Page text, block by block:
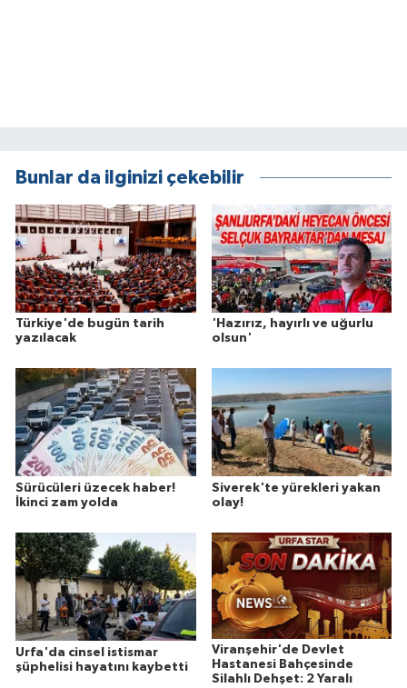
Bunlar da ilginizi çekebilir
Türkiye'de bugün tarih
yazılacak
'Hazırız, hayırlı ve uğurlu
olsun'
Sürücüleri üzecek haber!
İkinci zam yolda
Siverek'te yürekleri yakan
olay!
Urfa'da cinsel istismar
şüphelisi hayatını kaybetti
Viranşehir'de Devlet
Hastanesi Bahçesinde
Silahlı Dehşet: 2 Yaralı